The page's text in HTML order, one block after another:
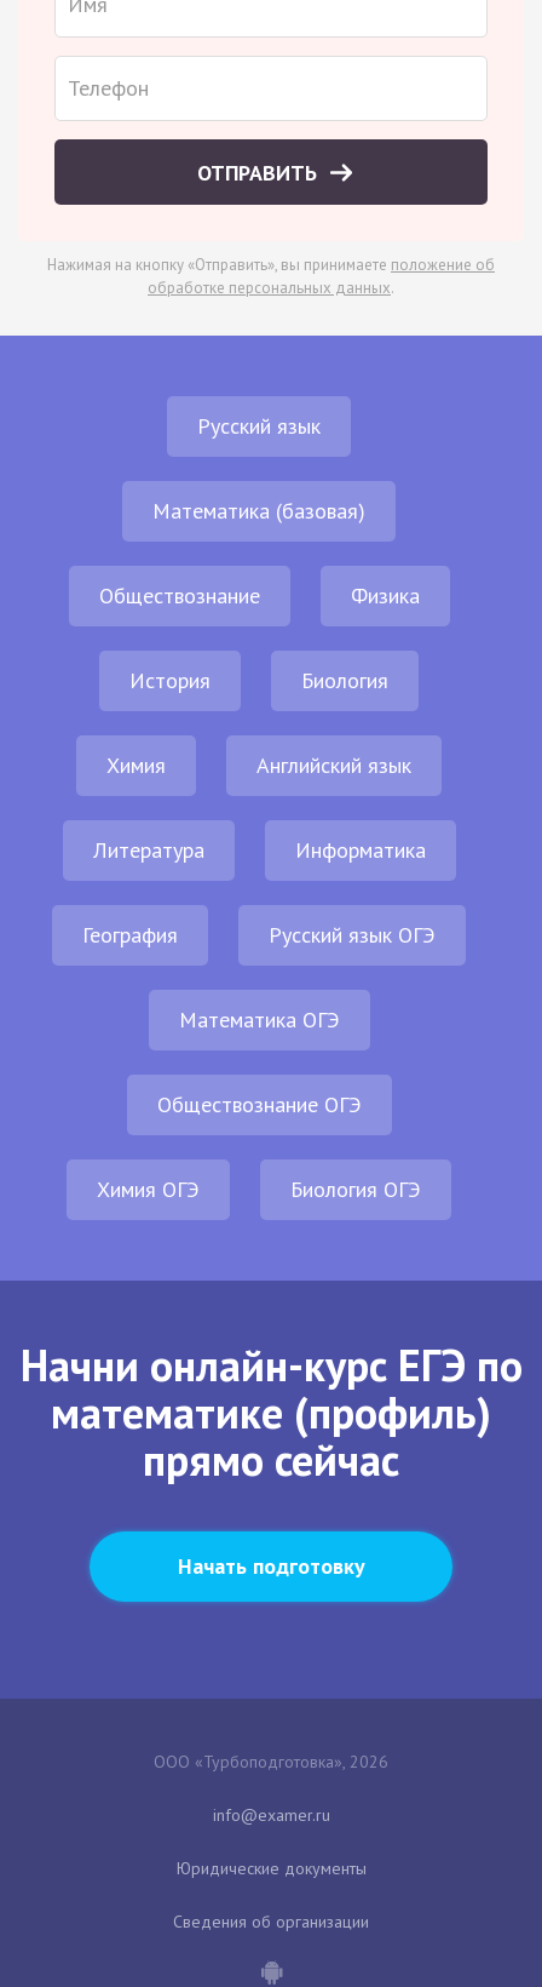
ОТПРАВИТЬ
Нажимая на кнопку «Отправить», вы принимаете положение об
обработке персональных данных.
Русский язык
Математика (базовая)
Обществознание Физика
История Биология
Химия Английский язык
Литература Информатика
География Русский язык ОГЭ
Математика ОГЭ
Обществознание ОГЭ
Химия ОГЭ Биология ОГЭ
Начни онлайн-курс ЕГЭ по
математике (профиль)
прямо сейчас
Начать подготовку
ООО «Турбоподготовка», 2026
Юридические документы
Сведения об организации